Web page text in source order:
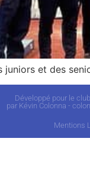
juniors et des
Développé pour le
par Kévin Colonna -
Mentions